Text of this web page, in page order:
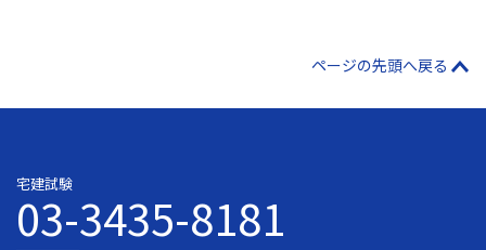
ページの先頭へ戻る
宅建試験
03-3435-8181